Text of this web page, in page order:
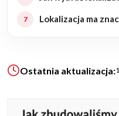
ZAPISZ SIĘ
Lokalizacja ma
Ostatnia aktualizacja: